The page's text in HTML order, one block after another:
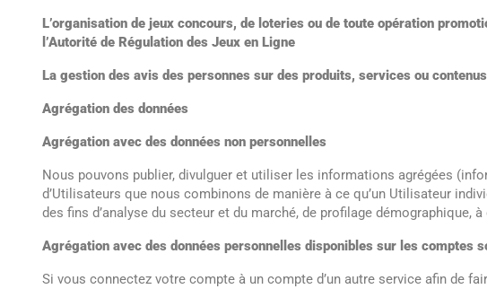
L’organisation de jeux concours, de loteries ou de toute opération
l’Autorité de Régulation des Jeux en Ligne
La gestion des avis des personnes sur des produits, services ou contenus
Agrégation des données
Agrégation avec des données non personnelles
Nous pouvons publier, divulguer et utiliser les informations agrégées
d’Utilisateurs que nous combinons de manière à ce qu’un Utilisateur
des fins d’analyse du secteur et du marché, de profilage
Agrégation avec des données personnelles disponibles sur les comptes
Si vous connectez votre compte à un compte d’un autre service afin de